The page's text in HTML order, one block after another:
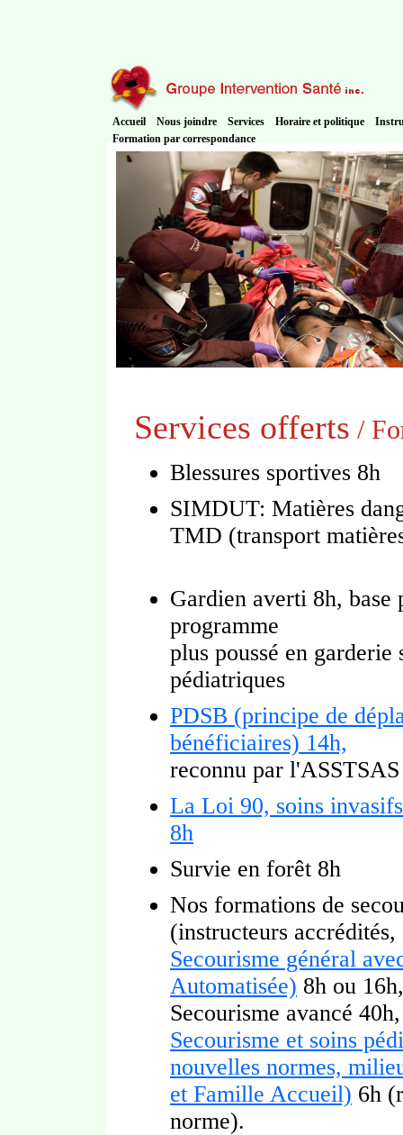
Accueil Nous joindre Services Horaire et politique
Formation par correspondance
Services offerts /
Blessures sportives 8h
SIMDUT: Matières
TMD (transport
Gardien averti 8h,
programme
plus poussé en garderie
pédiatriques
PDSB (principe de
bénéficiaires) 14h,
reconnu par l'ASSTSAS
La Loi 90, soins
8h
Survie en forêt 8h
Nos formations de
(instructeurs
Secourisme général
Automatisée) 8h ou
Secourisme avancé
Secourisme et soins
nouvelles normes,
et Famille Accueil) 6h
norme).